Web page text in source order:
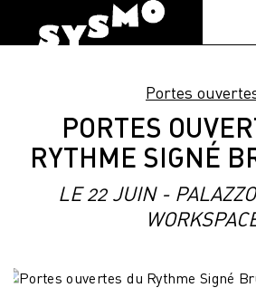
Portes
PORTES
RYTHME SIGNÉ
LE 22 JUIN -